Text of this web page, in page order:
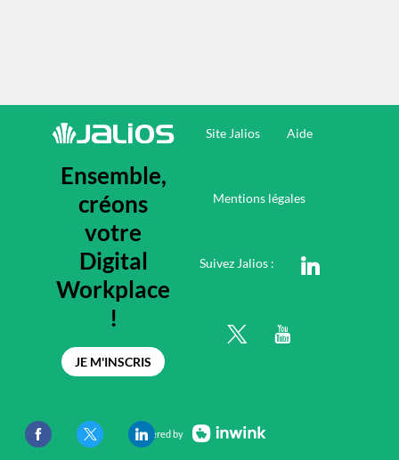
Ensemble,
créons
votre
Digital
Workplace
!
JE M'INSCRIS
Site Jalios Aide
Mentions légales
Suivez Jalios :
Powered by